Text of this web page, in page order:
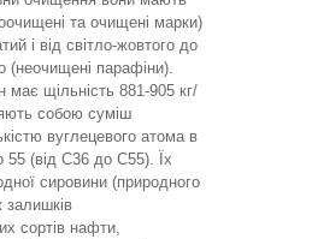
та очищені марки)
і від світло-жовтого до
(неочищені парафіни).
щільність 881-905 кг/
собою суміш
вуглецевого атома в
55 (від С36 до С55). Їх
сировини (природного
залишків
сортів нафти,